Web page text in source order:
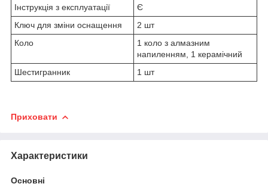
Інструкція з експлуатації
Є
Ключ для зміни оснащення
2 шт
Коло
1 коло з алмазним
напиленням, 1 керамічний
Шестигранник
1 шт
Приховати
Характеристики
Основні